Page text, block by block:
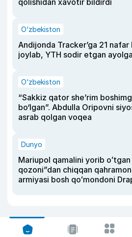
qolishidan xavotir bildirdi
O‘zbekiston
Andijonda Tracker’ga 21 nafar
joylab, YTH sodir etgan
O‘zbekiston
“Sakkiz qator she’rim
bo‘lgan”. Abdulla Oripovni
asrab qolgan voqea
Dunyo
Mariupol qamalini yorib
qozoni”dan chiqqan
armiyasi bosh qoʻmondoni